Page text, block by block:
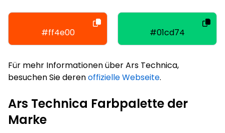
#ff4e00 #01cd74
Für mehr Informationen über Ars Technica,
besuchen Sie derenoffizielle Webseite.
Ars Technica Farbpalette der
Marke